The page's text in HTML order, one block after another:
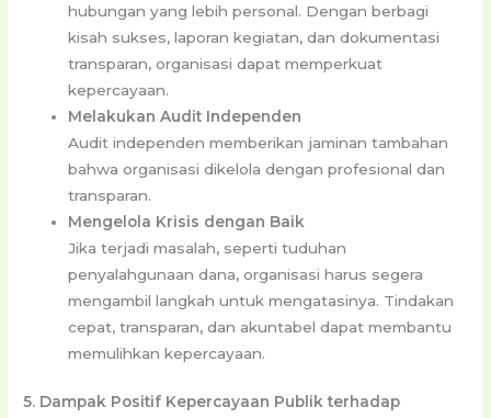
hubungan yang lebih personal. Dengan berbagi
kisah sukses, laporan kegiatan, dan dokumentasi
transparan, organisasi dapat memperkuat
kepercayaan.
Melakukan Audit Independen
Audit independen memberikan jaminan tambahan
bahwa organisasi dikelola dengan profesional dan
transparan.
Mengelola Krisis dengan Baik
Jika terjadi masalah, seperti tuduhan
penyalahgunaan dana, organisasi harus segera
mengambil langkah untuk mengatasinya. Tindakan
cepat, transparan, dan akuntabel dapat membantu
memulihkan kepercayaan.
5. Dampak Positif Kepercayaan Publik terhadap